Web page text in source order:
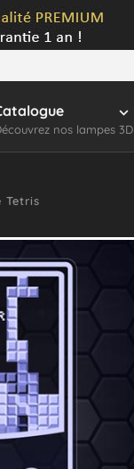
nos lampes 3D
Tetris